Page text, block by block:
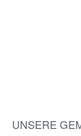
UNSERE